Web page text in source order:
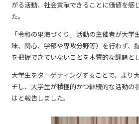
がる活動、社会貢献できることに価値を感
た。
「令和の里海づくり」活動の主催者が大学
味、関心、学部や専攻分野等）を行わず、
を把握できていないことを本質的な課題と
大学生をターゲティングすることで、より
チし、大学生が積極的かつ継続的な活動の
はと報告しました。